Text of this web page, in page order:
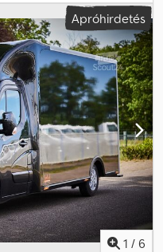
(TÜV):07/2028, üzemanyag:
osztály:Euro 6, ülések
ABS, AdBlue, Bluetooth,
központi zár,
navigációs rendszer, nem
utánfutó vonófej,
Első regisztráció: 2018
LE Új műszaki vizsga Új
Alufelnik Klíma
Videófelügyelet a
ellenőrzés a
rámpa, felette 2 fedél
kialakított hely Állítható
Tetőablak
Hátsó ajtó a
Apróhirdetés
1 / 6